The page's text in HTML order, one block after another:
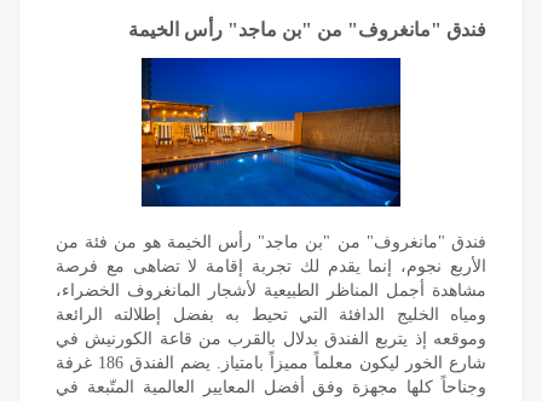
فندق "مانغروف" من "بن ماجد" رأس الخيمة
فندق "مانغروف" من "بن ماجد" رأس الخيمة هو من فئة من
الأربع نجوم، إنما يقدم لك تجربة إقامة لا تضاهى مع فرصة
مشاهدة أجمل المناظر الطبيعية لأشجار المانغروف الخضراء،
ومياه الخليج الدافئة التي تحيط به بفضل إطلالته الرائعة
وموقعه إذ يتربع الفندق بدلال بالقرب من قاعة الكورنيش في
شارع الخور ليكون معلماً مميزاً بامتياز. يضم الفندق 186 غرفة
وجناحاً كلها مجهزة وفق أفضل المعايير العالمية المتّبعة في